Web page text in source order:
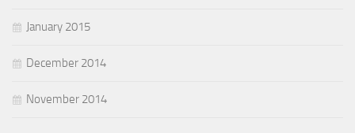
January 2015
December 2014
November 2014